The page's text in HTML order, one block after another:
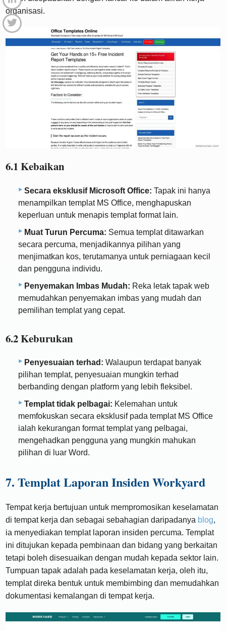
organisasi.
6.1 Kebaikan
Secara eksklusif Microsoft Office: Tapak ini hanya
menampilkan templat MS Office, menghapuskan
keperluan untuk menapis templat format lain.
Muat Turun Percuma: Semua templat ditawarkan
secara percuma, menjadikannya pilihan yang
menjimatkan kos, terutamanya untuk perniagaan kecil
dan pengguna individu.
Penyemakan Imbas Mudah: Reka letak tapak web
memudahkan penyemakan imbas yang mudah dan
pemilihan templat yang cepat.
6.2 Keburukan
Penyesuaian terhad: Walaupun terdapat banyak
pilihan templat, penyesuaian mungkin terhad
berbanding dengan platform yang lebih fleksibel.
Templat tidak pelbagai: Kelemahan untuk
memfokuskan secara eksklusif pada templat MS Office
ialah kekurangan format templat yang pelbagai,
mengehadkan pengguna yang mungkin mahukan
pilihan di luar Word.
7. Templat Laporan Insiden Workyard
Tempat kerja bertujuan untuk mempromosikan keselamatan
di tempat kerja dan sebagai sebahagian daripadanya blog,
ia menyediakan templat laporan insiden percuma. Templat
ini ditujukan kepada pembinaan dan bidang yang berkaitan
tetapi boleh disesuaikan dengan mudah kepada sektor lain.
Tumpuan tapak adalah pada keselamatan kerja, oleh itu,
templat direka bentuk untuk membimbing dan memudahkan
dokumentasi kemalangan di tempat kerja.